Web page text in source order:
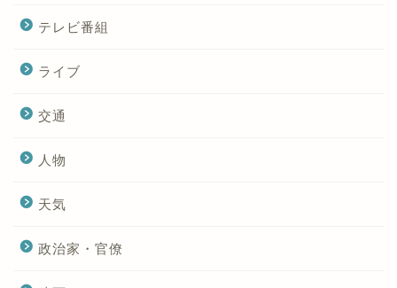
テレビ番組
ライブ
交通
人物
天気
政治家・官僚